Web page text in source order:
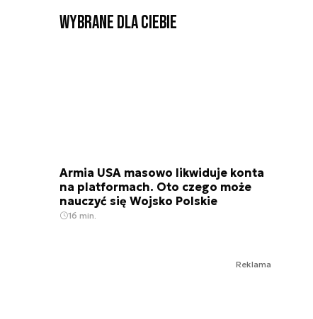
Wybrane dla Ciebie
Armia USA masowo likwiduje konta
na platformach. Oto czego może
nauczyć się Wojsko Polskie
16 min.
Reklama